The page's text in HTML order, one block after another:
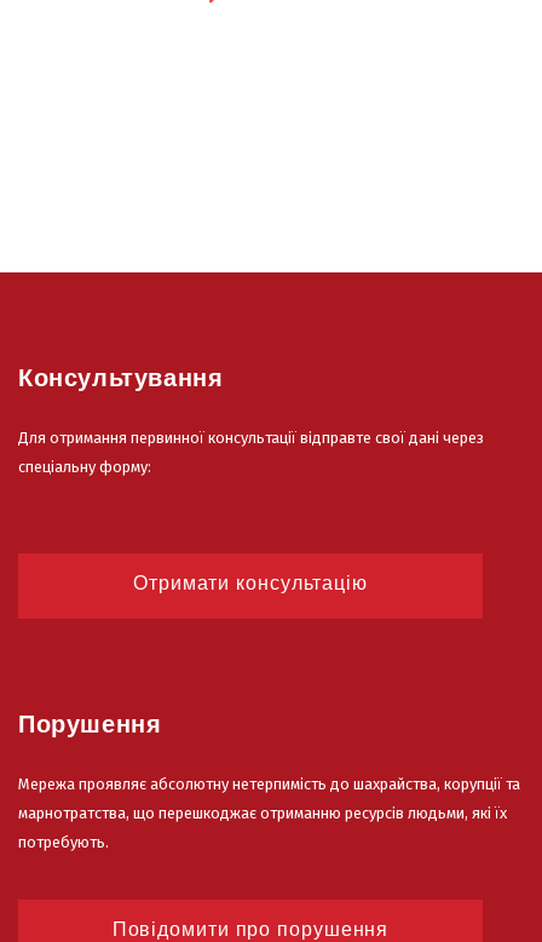
Консультування
Для отримання первинної консультації відправте свої дані через
спеціальну форму:
Отримати консультацію
Порушення
Мережа проявляє абсолютну нетерпимість до шахрайства, корупції та
марнотратства, що перешкоджає отриманню ресурсів людьми, які їх
потребують.
Повідомити про порушення